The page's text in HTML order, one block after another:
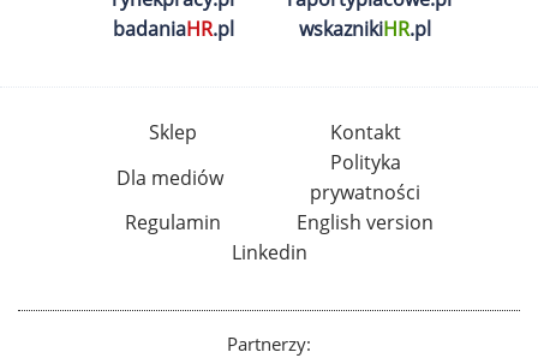
badaniaHR.pl wskaznikiHR.pl
Sklep
Kontakt
Dla mediów
Polityka
prywatności
Regulamin
English version
Linkedin
Partnerzy: